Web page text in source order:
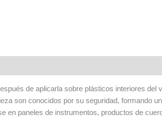
de aplicarla sobre plásticos interiores
son conocidos por su seguridad, formando
en paneles de instrumentos, productos de